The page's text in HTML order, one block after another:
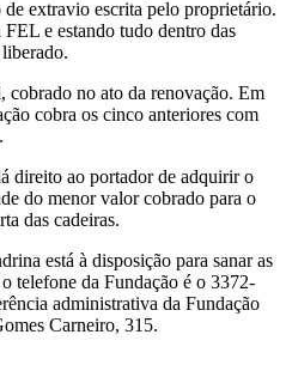
extravio escrita pelo proprietário.
e estando tudo dentro das
cobrado no ato da renovação. Em
cobra os cinco anteriores com
direito ao portador de adquirir o
do menor valor cobrado para o
das cadeiras.
está à disposição para sanar as
telefone da Fundação é o 3372-
administrativa da Fundação
Carneiro, 315.